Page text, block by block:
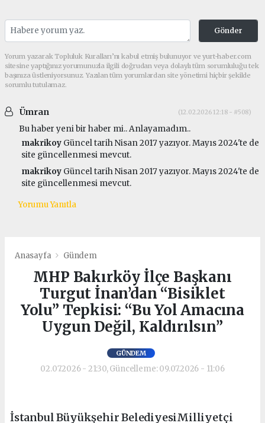
Gönder
Yorum yazarak Topluluk Kuralları’nı kabul etmiş bulunuyor ve yurt-haber.com
sitesine yaptığınız yorumunuzla ilgili doğrudan veya dolaylı tüm sorumluluğu tek
başınıza üstleniyorsunuz. Yazılan tüm yorumlardan site yönetimi hiçbir şekilde
sorumlu tutulamaz.
Ümran (12.02.2026 12:18 - #508)
Bu haber yeni bir haber mi.. Anlayamadım..
makrikoy Güncel tarih Nisan 2017 yazıyor. Mayıs 2024'te de
site güncellenmesi mevcut.
makrikoy Güncel tarih Nisan 2017 yazıyor. Mayıs 2024'te de
site güncellenmesi mevcut.
Yorumu Yanıtla
Anasayfa Gündem
MHP Bakırköy İlçe Başkanı
Turgut İnan’dan “Bisiklet
Yolu” Tepkisi: “Bu Yol Amacına
Uygun Değil, Kaldırılsın”
GÜNDEM
02.07.2026 - 21:30, Güncelleme: 09.07.2026 - 11:06
İstanbul Büyükşehir BelediyesiMilliyetçi